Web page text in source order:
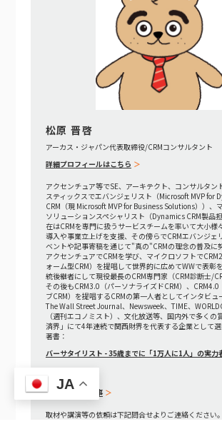
松原 晋啓
アーカス・ジャパン代表取締役/CRMコンサルタント
詳細プロフィールはこちら
アクセンチュア等でSE、アーキテクト、コンサルタン
スティックスでエバンジェリスト（Microsoft MVP for
CRM（現 Microsoft MVP for Business Solutions））、
ソリューションスペシャリスト（Dynamics CRM製品
在はCRMを専門に扱うサービスチームを率いて大小様
導入や事業立上げを支援、その傍らでCRMエバンジェ
ベントや記事寄稿を通じて"真の"CRMの理念の普及に
アクセンチュアでCRMを学び、マイクロソフトで
ォーム型CRM）を提唱して世界的に広めてWWで表彰
統後継者にして現役最長のCRM専門家（CRM診断士/
その後もCRM3.0（パーソナライズドCRM）、CRM4.0
ブCRM）を提唱するCRMの第一人者としてインタビュ
The Wall Street Journal、Newsweek、TIME、
（週刊エコノミスト）、文化放送等、国内外で多くの
済界」にて4年連続で関西財界を代表する企業として選
著書：
バーサタイリスト - 35歳までに「1万人に1人」の実力
インタビュー記事
取材や講演等の依頼は下記問合せよりご連絡ください。
JA